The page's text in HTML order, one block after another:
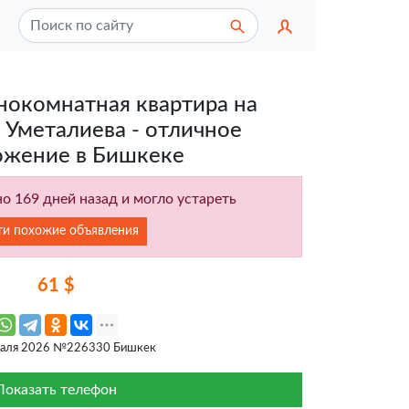
квартира на
- отличное
в Бишкеке
169 дней назад и могло устареть
похожие объявления
61 $
2026 №226330 Бишкек
телефон